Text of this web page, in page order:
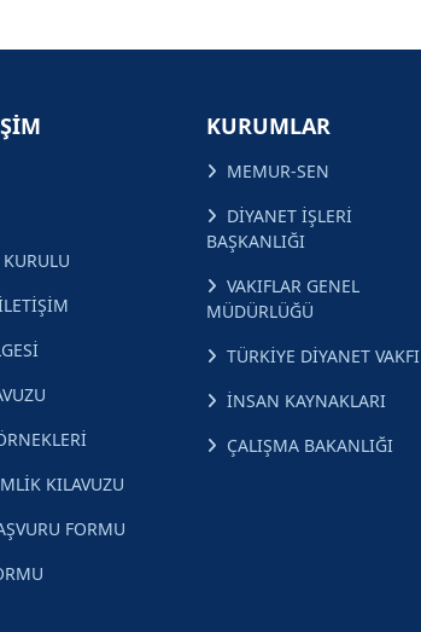
KILAVUZU
FORMU
KURUMLAR
MEMUR-SEN
DİYANET İŞLERİ
BAŞKANLIĞI
VAKIFLAR GENEL
MÜDÜRLÜĞÜ
TÜRKİYE DİYANET VAKFI
İNSAN KAYNAKLARI
ÇALIŞMA BAKANLIĞI